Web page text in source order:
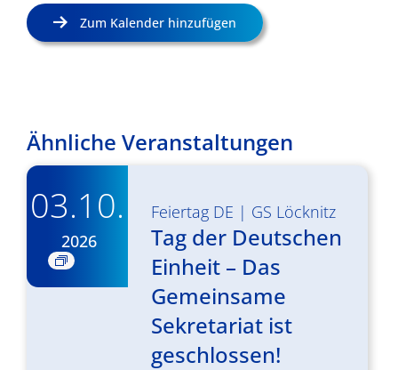
Zum Kalender hinzufügen
Ähnliche Veranstaltungen
03.10.
2026
Feiertag DE | GS Löcknitz
Tag der Deutschen
Einheit – Das
Gemeinsame
Sekretariat ist
geschlossen!